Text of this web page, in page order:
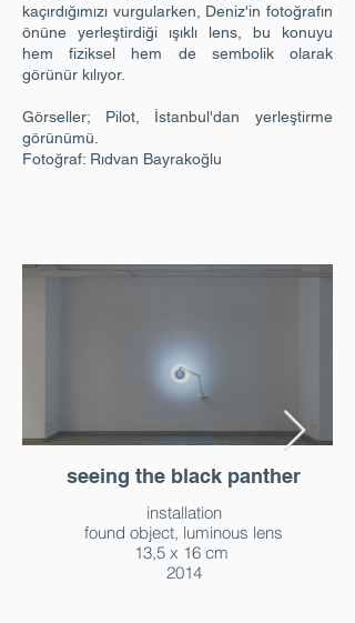
kaçırdığımızı vurgularken, Deniz'in fotoğrafın
önüne yerleştirdiği ışıklı lens, bu konuyu
hem fiziksel hem de sembolik olarak
görünür kılıyor.
Görseller; Pilot, İstanbul'dan yerleştirme
görünümü.
Fotoğraf: Rıdvan Bayrakoğlu
seeing the black panther
installation
found object, luminous lens
13,5 x 16 cm
2014